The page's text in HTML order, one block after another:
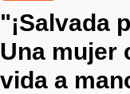
"¡Salvada
Una mujer
vida a